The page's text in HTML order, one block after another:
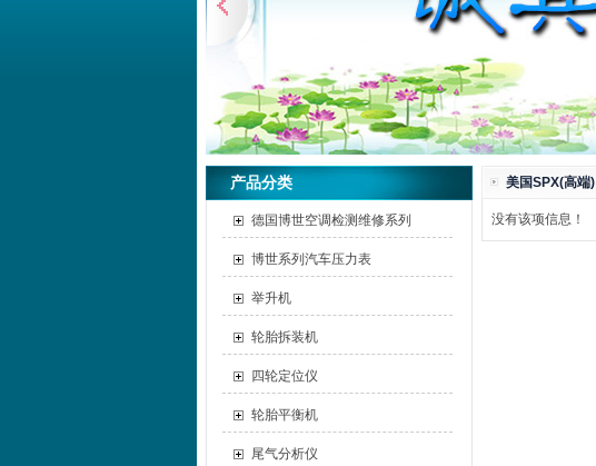
产品分类
德国博世空调检测维修系列
博世系列汽车压力表
举升机
轮胎拆装机
四轮定位仪
轮胎平衡机
尾气分析仪
美国SPX(高端)
没有该项信息！